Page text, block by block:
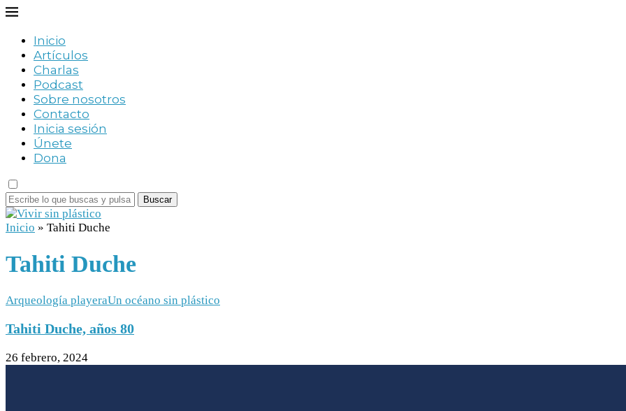
Inicio
Artículos
Charlas
Podcast
Sobre nosotros
Contacto
Inicia sesión
Únete
Dona
Buscar
Inicio » Tahiti Duche
Tahiti Duche
Arqueología playeraUn océano sin plástico
Tahiti Duche, años 80
26 febrero, 2024